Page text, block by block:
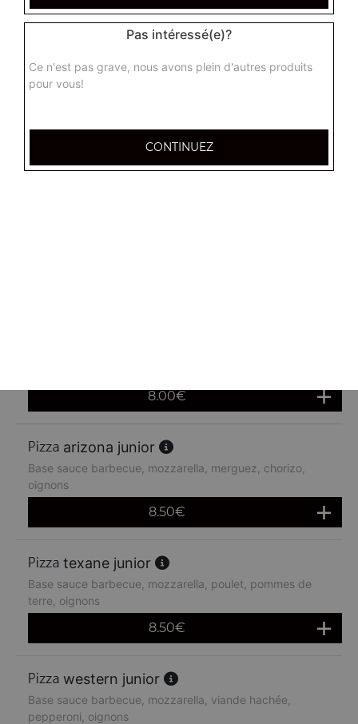
Base sauce tomate, fromage, thon, saumon
8.00€
8.00€
arizona junior
Base sauce barbecue, mozzarella, merguez, chorizo,
oignons
8.50€
texane junior
Base sauce barbecue, mozzarella, poulet, pommes de
terre, oignons
8.50€
western junior
Base sauce barbecue, mozzarella, viande hachée,
pepperoni, oignons
Pas intéressé(e)?
Ce n'est pas grave, nous avons plein d'autres produits
pour vous!
CONTINUEZ